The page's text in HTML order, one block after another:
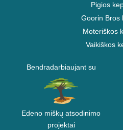
Pigios
Goorin Bros
Moteriškos
Vaikiškos
Bendradarbiaujant su
Edeno miškų atsodinimo
projektai